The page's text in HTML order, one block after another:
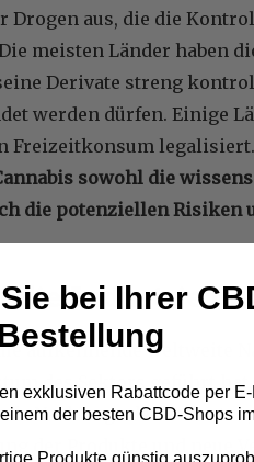
Drogen aus, die die
meisten Länder haben
Derivate streng
werden dürfen. Einige
Freizeitkonsum
sowohl die
die potenziellen
die Industrie
aufkeimende weltweite
des Sektors geführt
Nachfrage der
der Produkte und neue
bei Ihrer
Bestellung
exklusiven Rabattcode per E-
der besten CBD-Shops
Produkte günstig